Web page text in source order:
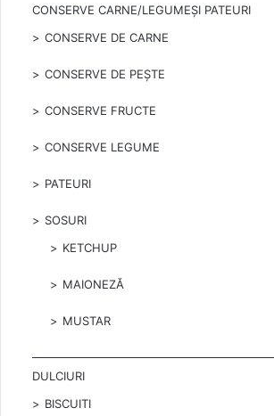
CONSERVE CARNE/LEGUMEȘI PATEURI
CONSERVE DE CARNE
CONSERVE DE PEȘTE
CONSERVE FRUCTE
CONSERVE LEGUME
PATEURI
SOSURI
KETCHUP
MAIONEZĂ
MUSTAR
DULCIURI
BISCUITI